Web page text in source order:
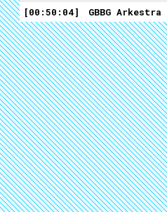
00:50:04
GBBG Arkestra